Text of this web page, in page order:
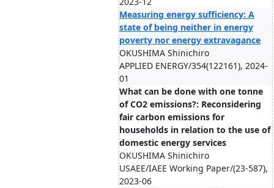
Measuring energy sufficiency: A
state of being neither in energy
poverty nor energy extravagance
OKUSHIMA Shinichiro
APPLIED ENERGY/354(122161), 2024-
01
What can be done with one tonne
of CO2 emissions?: Reconsidering
fair carbon emissions for
households in relation to the use of
domestic energy services
OKUSHIMA Shinichiro
USAEE/IAEE Working Paper/(23-587),
2023-06